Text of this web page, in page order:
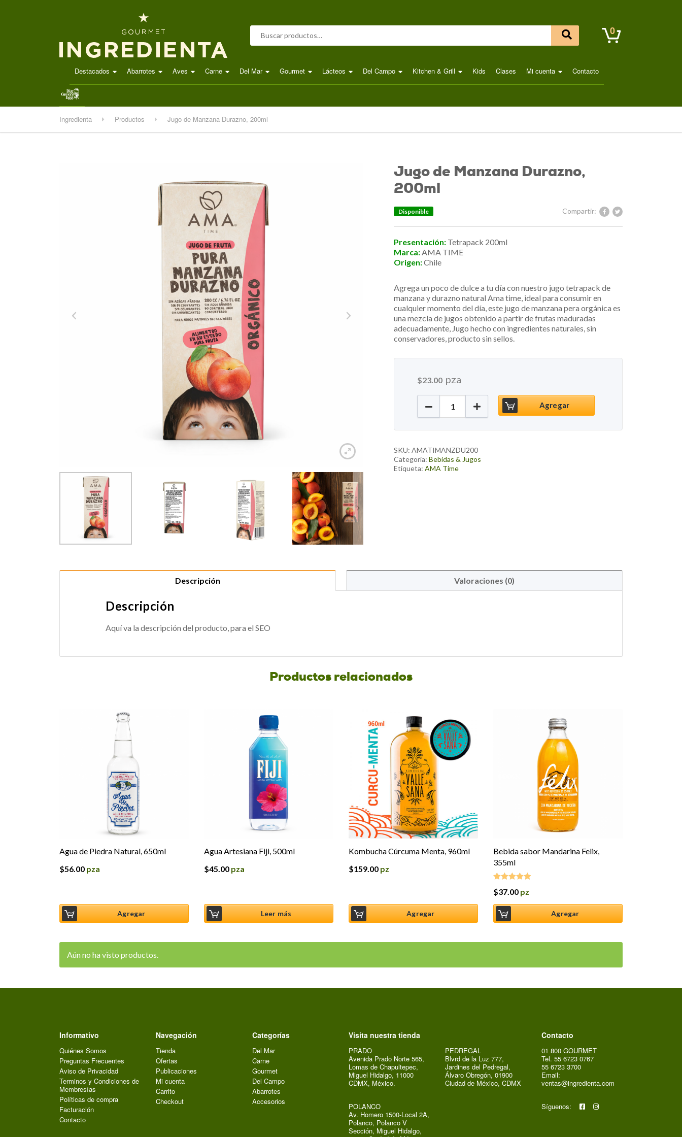
Buscar por: 0
Destacados Abarrotes Aves Carne Del Mar Gourmet Lácteos Del Campo Kitchen & Grill Kids Clases Mi cuenta Contacto
.
Ingredienta Productos Jugo de Manzana Durazno, 200ml
Jugo de Manzana Durazno,
200ml
Compartir:
Disponible
Presentación: Tetrapack 200ml
Marca:AMA TIME
Origen:Chile
Agrega un poco de dulce a tu día con nuestro jugo tetrapack de
manzana y durazno natural Ama time, ideal para consumir en
cualquier momento del día, este jugo de manzana pera orgánica es
una mezcla de jugos obtenido a partir de frutas maduradas
adecuadamente, Jugo hecho con ingredientes naturales, sin
conservadores, producto sin sellos.
$23.00 pza
Jugo de Manzana Durazno, 200ml cantidad
Agregar
SKU:AMATIMANZDU200
Categoría:Bebidas & Jugos
Etiqueta:AMA Time
Descripción Valoraciones (0)
Descripción
Aquí va la descripción del producto, para el SEO
Productos relacionados
Agua de Piedra Natural, 650ml
$56.00 pza
Agregar
Agua Artesiana Fiji, 500ml
$45.00 pza
Leer más
Kombucha Cúrcuma Menta, 960ml
$159.00 pz
Agregar
Bebida sabor Mandarina Felix,
355ml
Valorado en
$37.00 pz
Agregar
Aún no ha visto productos.
Informativo
Quiénes Somos
Preguntas Frecuentes
Aviso de Privacidad
Terminos y Condiciones de
Membresías
Políticas de compra
Facturación
Contacto
Navegación
Tienda
Ofertas
Publicaciones
Mi cuenta
Carrito
Checkout
Categorías
Del Mar
Carne
Gourmet
Del Campo
Abarrotes
Accesorios
Visita nuestra tienda
PRADO
Avenida Prado Norte 565,
Lomas de Chapultepec,
Miguel Hidalgo, 11000
CDMX, México.
POLANCO
Av. Homero 1500-Local 2A,
Polanco, Polanco V
Sección, Miguel Hidalgo,
PEDREGAL
Blvrd de la Luz 777,
Jardines del Pedregal,
Álvaro Obregón, 01900
Ciudad de México, CDMX
Contacto
01 800 GOURMET
Tel. 55 6723 0767
55 6723 3700
Email:
ventas@ingredienta.com
Síguenos: